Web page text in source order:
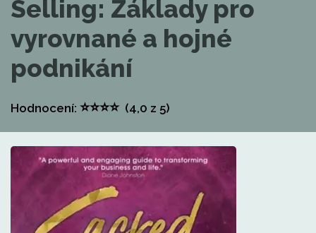
Selling: Základy pro
vyrovnané a hojné
podnikání
Hodnocení: ⭐⭐⭐⭐(4,0 z 5)